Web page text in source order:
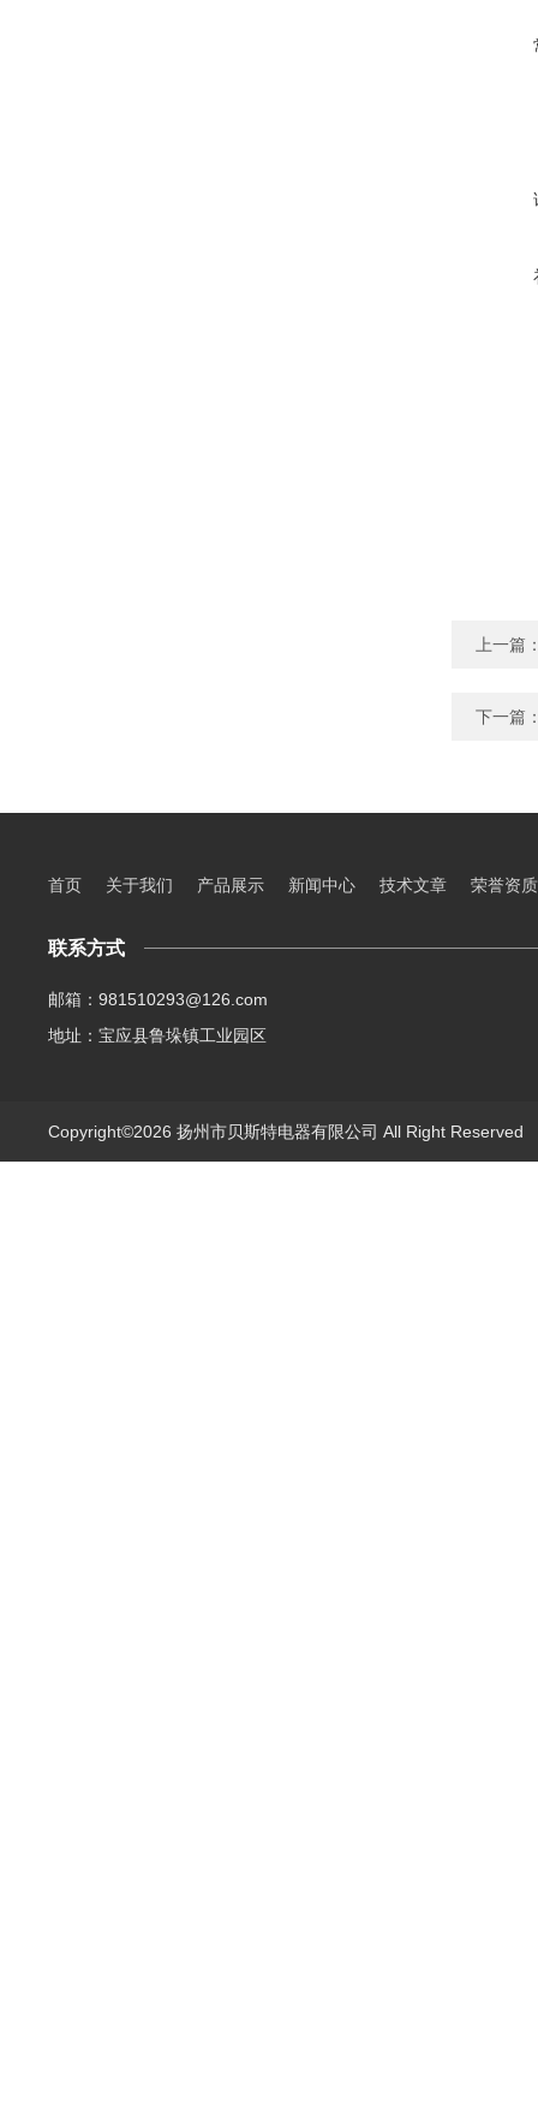
上一篇
下一篇
首页 关于我们 产品展示 新闻中心 技术文章 荣誉资质
联系方式
邮箱：981510293@126.com
地址：宝应县鲁垛镇工业园区
Copyright©2026 扬州市贝斯特电器有限公司 All Right